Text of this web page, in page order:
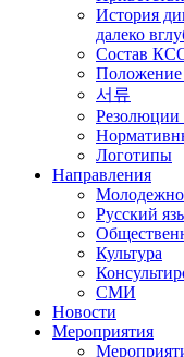
История
далеко
Состав
서류
Логотипы
Направления
Русский
Культура
СМИ
Новости
Мероприятия